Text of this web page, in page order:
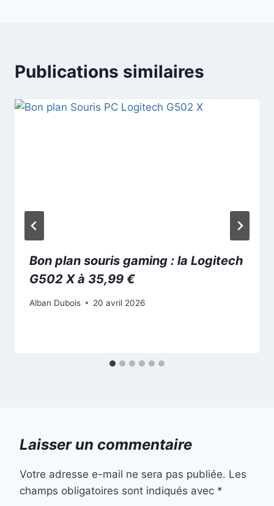
Publications similaires
Bon plan souris gaming : la Logitech
G502 X à 35,99 €
Alban Dubois 20 avril 2026
Laisser un commentaire
Votre adresse e-mail ne sera pas publiée. Les
champs obligatoires sont indiqués avec *